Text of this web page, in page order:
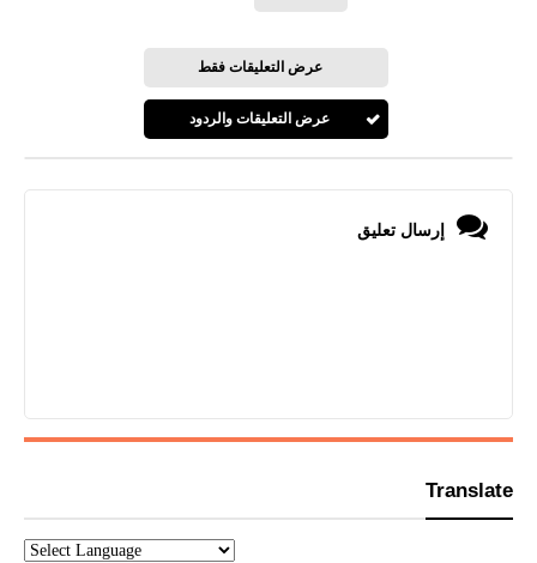
عرض التعليقات فقط
عرض التعليقات والردود
إرسال تعليق
Translate